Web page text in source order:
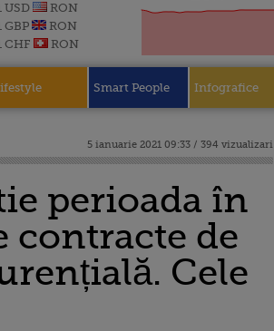
USD
RON
GBP
RON
CHF
RON
Smart People Infografice
5 ianuarie 2021 09:33 / 394 vizualizari
perioada în
contracte de
Cele